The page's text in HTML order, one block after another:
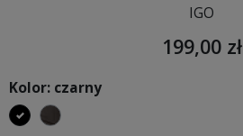
IGO
199,00 zł
Kolor: czarny
czarnymetalowy